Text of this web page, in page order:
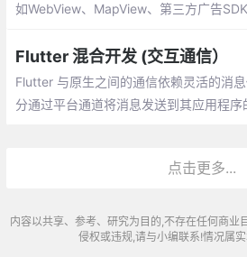
如WebView、MapView、第三方广告
Flutter 混合开发 (交互通信）
Flutter 与原生之间的通信依赖灵活的消
分通过平台通道将消息发送到其应用程
点击更多...
内容以共享、参考、研究为目的,不存在任何商业
侵权或违规,请与小编联系!情况属